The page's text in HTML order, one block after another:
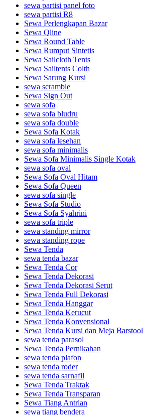
sewa partisi panel foto
sewa partisi R8
Sewa Perlengkapan Bazar
Sewa Qline
Sewa Round Table
Sewa Rumput Sintetis
Sewa Sailcloth Tents
Sewa Sailtents Colth
Sewa Sarung Kursi
sewa scramble
Sewa Sign Out
sewa sofa
sewa sofa bludru
sewa sofa double
Sewa Sofa Kotak
sewa sofa lesehan
sewa sofa minimalis
Sewa Sofa Minimalis Single Kotak
sewa sofa oval
Sewa Sofa Oval Hitam
Sewa Sofa Queen
sewa sofa single
Sewa Sofa Studio
Sewa Sofa Syahrini
sewa sofa triple
sewa standing mirror
sewa standing rope
Sewa Tenda
sewa tenda bazar
Sewa Tenda Cor
Sewa Tenda Dekorasi
Sewa Tenda Dekorasi Serut
Sewa Tenda Full Dekorasi
Sewa Tenda Hanggar
Sewa Tenda Kerucut
Sewa Tenda Konvensional
Sewa Tenda Kursi dan Meja Barstool
sewa tenda parasol
Sewa Tenda Pernikahan
sewa tenda plafon
sewa tenda roder
sewa tenda sarnafil
Sewa Tenda Traktak
Sewa Tenda Transparan
Sewa Tiang Antrian
sewa tiang bendera